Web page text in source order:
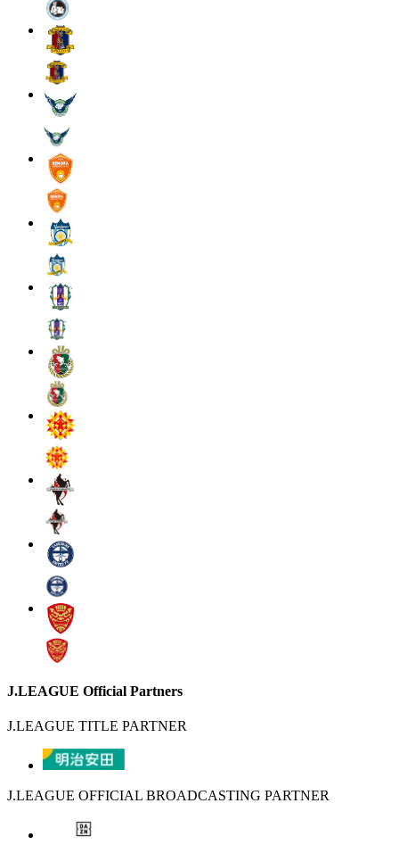
J.LEAGUE Official Partners
J.LEAGUE TITLE PARTNER
J.LEAGUE OFFICIAL BROADCASTING PARTNER